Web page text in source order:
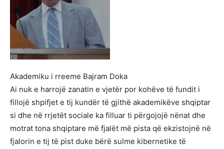
Akademiku i rreeme Bajram Doka
Ai nuk e harrojë zanatin e vjetër por kohëve të fundit i
fillojë shpifjet e tij kundër të gjithë akademikëve shqiptar
si dhe në rrjetët sociale ka filluar ti përgojojë nënat dhe
motrat tona shqiptare më fjalët më pista që ekzistojnë në
fjalorin e tij të pist duke bërë sulme kibernetike të